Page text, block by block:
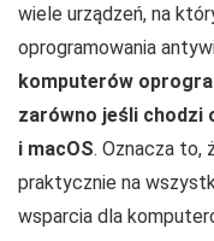
wiele urządzeń, na
oprogramowania
komputerów
zarówno jeśli chodzi
i macOS. Oznacza to,
praktycznie na
wsparcia dla